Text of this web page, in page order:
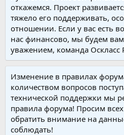
откажемся. Проект
тяжело его поддерживать,
отношении. Если у вас есть
нас финансово, мы будем
уважением, команда Оскласс
Изменение в правилах
количеством вопросов
технической поддержки мы
правила форума! Просим
обратить внимание на
соблюдать!